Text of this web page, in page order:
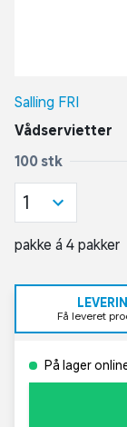
Salling FRI
Vådservietter
100 stk
1
pakke á 4 pakker
Få leveret
På lager